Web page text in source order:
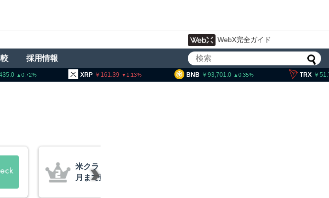
WebX完全ガイド
採用情報
161.39 BNB 93,701.0 TRX 51.70
暗号資産交換業者に出庫制限強化を
要請、詐欺被害防止へ 金融庁と警